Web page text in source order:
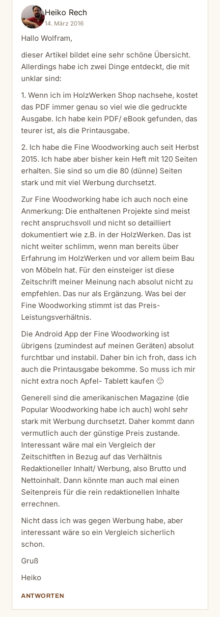
Heiko Rech
14. März 2016
Hallo Wolfram,
dieser Artikel bildet eine sehr schöne Übersicht.
Allerdings habe ich zwei Dinge entdeckt, die mit
unklar sind:
1. Wenn ich im HolzWerken Shop nachsehe, kostet
das PDF immer genau so viel wie die gedruckte
Ausgabe. Ich habe kein PDF/ eBook gefunden, das
teurer ist, als die Printausgabe.
2. Ich habe die Fine Woodworking auch seit Herbst
2015. Ich habe aber bisher kein Heft mit 120 Seiten
erhalten. Sie sind so um die 80 (dünne) Seiten
stark und mit viel Werbung durchsetzt.
Zur Fine Woodworking habe ich auch noch eine
Anmerkung: Die enthaltenen Projekte sind meist
recht anspruchsvoll und nicht so detailliert
dokumentiert wie z.B. in der HolzWerken. Das ist
nicht weiter schlimm, wenn man bereits über
Erfahrung im HolzWerken und vor allem beim Bau
von Möbeln hat. Für den einsteiger ist diese
Zeitschrift meiner Meinung nach absolut nicht zu
empfehlen. Das nur als Ergänzung. Was bei der
Fine Woodworking stimmt ist das Preis-
Leistungsverhältnis.
Die Android App der Fine Woodworking ist
übrigens (zumindest auf meinen Geräten) absolut
furchtbar und instabil. Daher bin ich froh, dass ich
auch die Printausgabe bekomme. So muss ich mir
nicht extra noch Apfel- Tablett kaufen 🙂
Generell sind die amerikanischen Magazine (die
Popular Woodworking habe ich auch) wohl sehr
stark mit Werbung durchsetzt. Daher kommt dann
vermutlich auch der günstige Preis zustande.
Interessant wäre mal ein Vergleich der
Zeitschitften in Bezug auf das Verhältnis
Redaktioneller Inhalt/ Werbung, also Brutto und
Nettoinhalt. Dann könnte man auch mal einen
Seitenpreis für die rein redaktionellen Inhalte
errechnen.
Nicht dass ich was gegen Werbung habe, aber
interessant wäre so ein Vergleich sicherlich
schon.
Gruß
Heiko
ANTWORTEN